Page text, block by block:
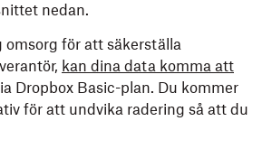
nedan.
omsorg för att säkerställa
kan dina data komma att
Dropbox Basic-plan. Du kommer
för att undvika radering så att du